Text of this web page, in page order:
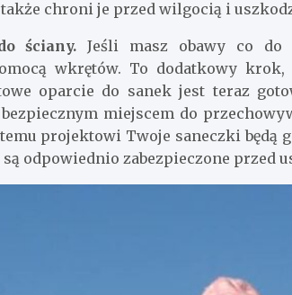
chroni je przed wilgocią i
ściany.Jeśli masz obawy co do
wkrętów. To dodatkowy
oparcie do sanek jest teraz
miejscem do
projektowi Twoje saneczki będą
są odpowiednio zabezpieczone przed